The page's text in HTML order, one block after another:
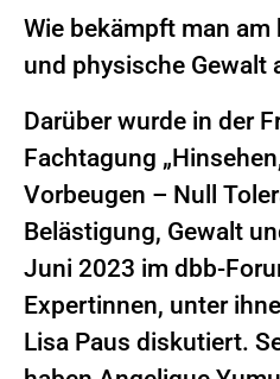
Wie bekämpft man
und physische Gewalt
Darüber wurde in der
Fachtagung
Vorbeugen – Null
Belästigung, Gewalt
Juni 2023 im dbb-
Expertinnen, unter
Lisa Paus diskutiert.